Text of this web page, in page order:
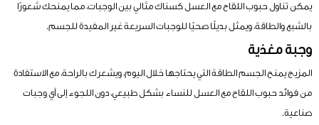
يمكن تناول حبوب اللقاح مع العسل كسناك مثالي بين الوجبات، مما يمنحك شعورًا
بالشبع والطاقة، ويمثل بديلًا صحيًا للوجبات السريعة غير المفيدة للجسم.
وجبة مغذية
المزيج يمنح الجسم الطاقة التي يحتاجها خلال اليوم، ويشعرك بالراحة، مع الاستفادة
من فوائد حبوب اللقاح مع العسل للنساء بشكل طبيعي، دون اللجوء إلى أي وجبات
صناعية.